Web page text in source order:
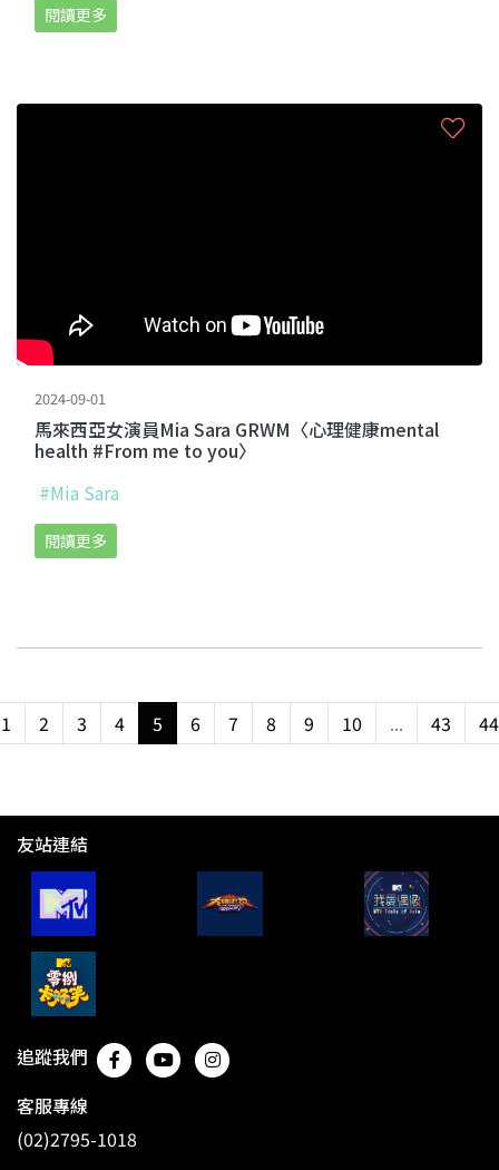
閱讀更多
2024-09-01
馬來西亞女演員Mia Sara GRWM〈心理健康mental
health #From me to you〉
#Mia Sara
閱讀更多
1 2 3 4 5 6 7 8 9 10 ... 43 44
友站連結
追蹤我們
客服專線
(02)2795-1018